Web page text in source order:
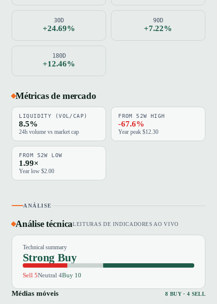
30D
+24.69%
90D
+7.22%
180D
+12.46%
Métricas de mercado
LIQUIDITY (VOL/CAP)
8.5%
24h volume vs market cap
FROM 52W HIGH
-67.6%
Year peak $12.30
FROM 52W LOW
1.99×
Year low $2.00
ANÁLISE
Análise técnicaLEITURAS DE INDICADORES AO VIVO
Technical summary
Strong Buy
Sell 5Neutral 4Buy 10
Médias móveis 8 BUY · 4 SELL